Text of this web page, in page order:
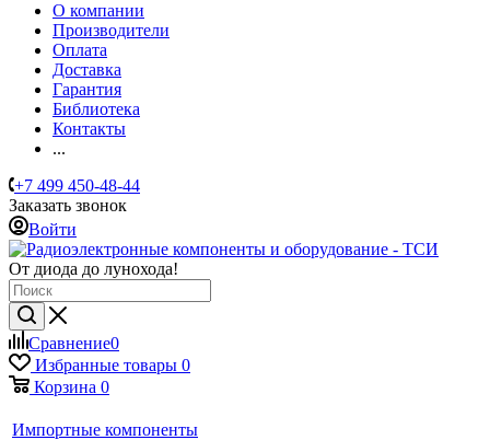
О компании
Производители
Оплата
Доставка
Гарантия
Библиотека
Контакты
...
+7 499 450-48-44
Заказать звонок
Войти
От диода до лунохода!
Сравнение0
Избранные товары 0
Корзина 0
Импортные компоненты